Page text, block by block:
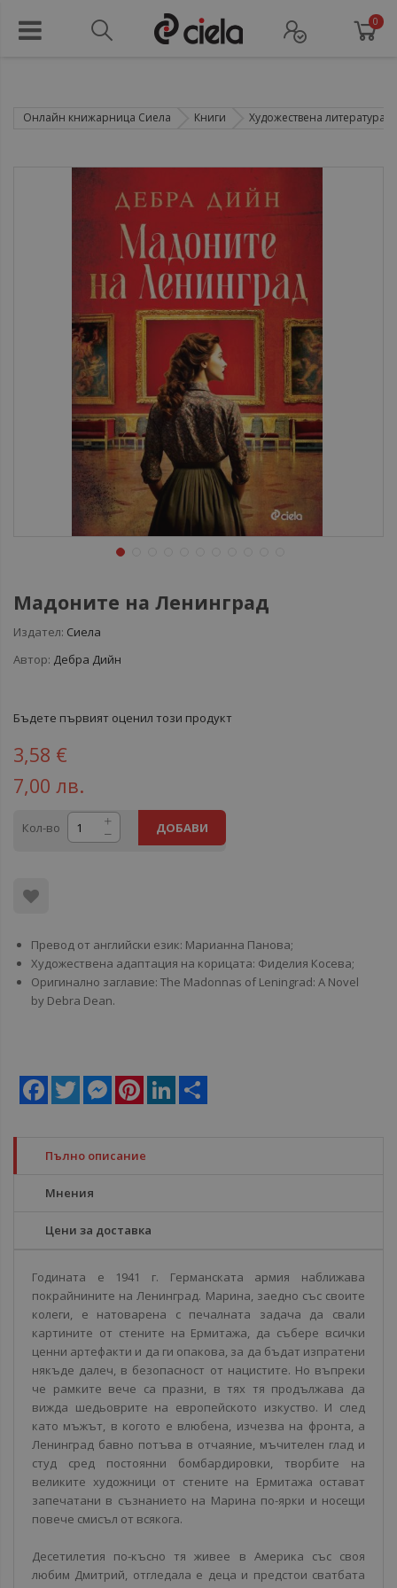
0
Онлайн книжарница Сиела Книги Художествена литература
Мадоните на Ленинград
Издател: Сиела
Автор: Дебра Дийн
Бъдете първият оценил този продукт
3,58 €
7,00 лв.
Кол-во ДОБАВИ
Превод от английски език: Марианна Панова;
Художествена адаптация на корицата: Фиделия Косева;
Оригинално заглавие: The Madonnas of Leningrad: A Novel
by Debra Dean.
Facebook
Twitter MessengerPinterestLinkedIn
Пълно описание
Мнения
Цени за доставка
Годината е 1941 г. Германската армия наближава
покрайнините на Ленинград. Марина, заедно със своите
колеги, е натоварена с печалната задача да свали
картините от стените на Ермитажа, да събере всички
ценни артефакти и да ги опакова, за да бъдат изпратени
някъде далеч, в безопасност от нацистите. Но въпреки
че рамките вече са празни, в тях тя продължава да
вижда шедьоврите на европейското изкуство. И след
като мъжът, в когото е влюбена, изчезва на фронта, а
Ленинград бавно потъва в отчаяние, мъчителен глад и
студ сред постоянни бомбардировки, творбите на
великите художници от стените на Ермитажа остават
запечатани в съзнанието на Марина по-ярки и носещи
повече смисъл от всякога.
Десетилетия по-късно тя живее в Америка със своя
любим Дмитрий, отгледала е деца и предстои сватбата